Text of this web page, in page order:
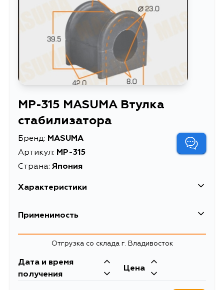
MP-315 MASUMA Втулка
стабилизатора
Бренд: MASUMA
Артикул: MP-315
Страна: Япония
Характеристики
EAN-13
Длина упаковки, мм
Масса, кг 0.095
Применимость
Кузов Двигатель
UZJ100 2UZFE
Toyota
Отгрузка со склада г. Владивосток
Дата и время
получения
Цена